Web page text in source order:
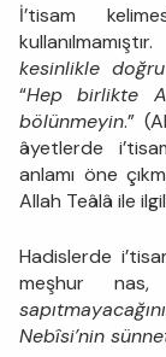
İ’tisam
kesinlikle
“Hep birlikte
bölünmeyin.”
âyetlerde
anlamı öne
Allah Teâlâ ile
Hadislerde
meşhur
Nebîsi’nin